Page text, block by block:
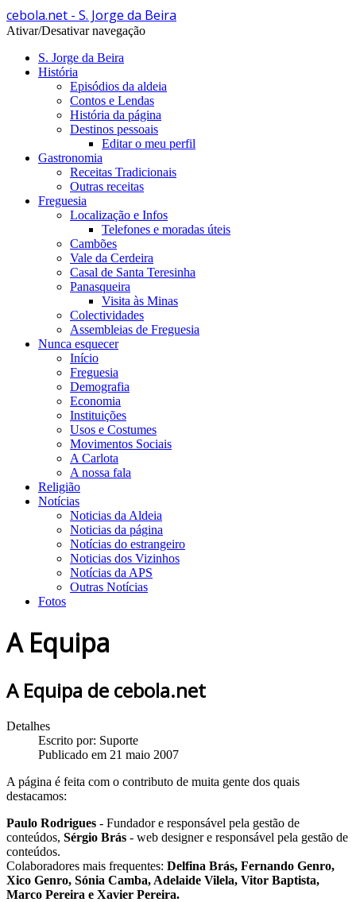
cebola.net - S. Jorge da Beira
Ativar/Desativar navegação
S. Jorge da Beira
História
Episódios da aldeia
Contos e Lendas
História da página
Destinos pessoais
Editar o meu perfil
Gastronomia
Receitas Tradicionais
Outras receitas
Freguesia
Localização e Infos
Telefones e moradas úteis
Cambões
Vale da Cerdeira
Casal de Santa Teresinha
Panasqueira
Visita às Minas
Colectividades
Assembleias de Freguesia
Nunca esquecer
Início
Freguesia
Demografia
Economia
Instituições
Usos e Costumes
Movimentos Sociais
A Carlota
A nossa fala
Religião
Notícias
Noticias da Aldeia
Noticias da página
Notícias do estrangeiro
Noticias dos Vizinhos
Notícias da APS
Outras Notícias
Fotos
A Equipa
A Equipa de cebola.net
Detalhes
Escrito por: Suporte
Publicado em 21 maio 2007
A página é feita com o contributo de muita gente dos quais
destacamos:
Paulo Rodrigues - Fundador e responsável pela gestão de
conteúdos, Sérgio Brás - web designer e responsável pela gestão de
conteúdos.
Colaboradores mais frequentes: Delfina Brás, Fernando Genro,
Xico Genro, Sónia Camba, Adelaide Vilela, Vitor Baptista,
Marco Pereira e Xavier Pereira.